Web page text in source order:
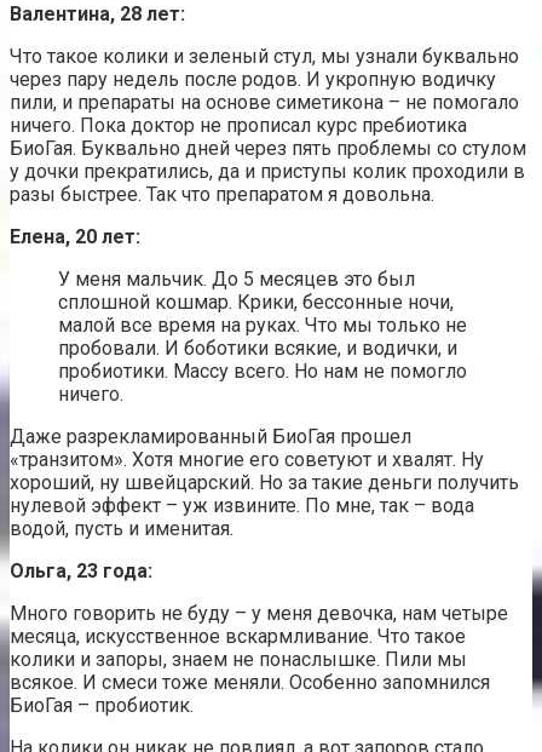
Валентина, 28 лет:
Что такое колики и зеленый стул, мы узнали буквально
через пару недель после родов. И укропную водичку
пили, и препараты на основе симетикона – не помогало
ничего. Пока доктор не прописал курс пребиотика
БиоГая. Буквально дней через пять проблемы со стулом
у дочки прекратились, да и приступы колик проходили в
разы быстрее. Так что препаратом я довольна.
Елена, 20 лет:
У меня мальчик. До 5 месяцев это был
сплошной кошмар. Крики, бессонные ночи,
малой все время на руках. Что мы только не
пробовали. И боботики всякие, и водички, и
пробиотики. Массу всего. Но нам не помогло
ничего.
Даже разрекламированный БиоГая прошел
«транзитом». Хотя многие его советуют и хвалят. Ну
хороший, ну швейцарский. Но за такие деньги получить
нулевой эффект – уж извините. По мне, так – вода
водой, пусть и именитая.
Ольга, 23 года:
Много говорить не буду – у меня девочка, нам четыре
месяца, искусственное вскармливание. Что такое
колики и запоры, знаем не понаслышке. Пили мы
всякое. И смеси тоже меняли. Особенно запомнился
БиоГая – пробиотик.
На колики он никак не повлиял, а вот запоров стало